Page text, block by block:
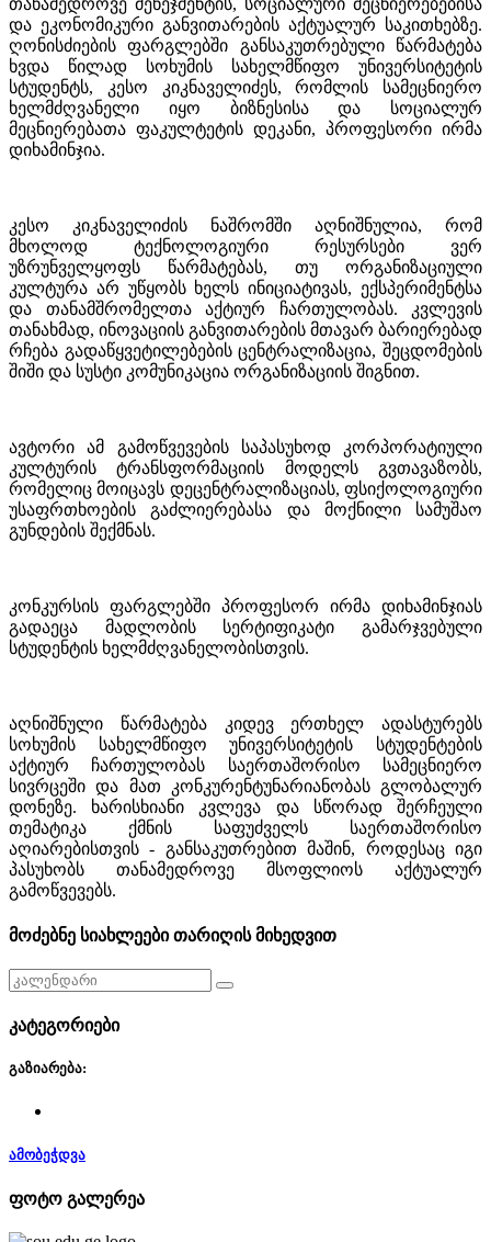
თანამედროვე მენეჯმენტის, სოციალური მეცნიერებებისა
და ეკონომიკური განვითარების აქტუალურ საკითხებზე.
ღონისძიების ფარგლებში განსაკუთრებული წარმატება
ხვდა წილად სოხუმის სახელმწიფო უნივერსიტეტის
სტუდენტს, კესო კიკნაველიძეს, რომლის სამეცნიერო
ხელმძღვანელი იყო ბიზნესისა და სოციალურ
მეცნიერებათა ფაკულტეტის დეკანი, პროფესორი ირმა
დიხამინჯია.
კესო კიკნაველიძის ნაშრომში აღნიშნულია, რომ
მხოლოდ ტექნოლოგიური რესურსები ვერ
უზრუნველყოფს წარმატებას, თუ ორგანიზაციული
კულტურა არ უწყობს ხელს ინიციატივას, ექსპერიმენტსა
და თანამშრომელთა აქტიურ ჩართულობას. კვლევის
თანახმად, ინოვაციის განვითარების მთავარ ბარიერებად
რჩება გადაწყვეტილებების ცენტრალიზაცია, შეცდომების
შიში და სუსტი კომუნიკაცია ორგანიზაციის შიგნით.
ავტორი ამ გამოწვევების საპასუხოდ კორპორატიული
კულტურის ტრანსფორმაციის მოდელს გვთავაზობს,
რომელიც მოიცავს დეცენტრალიზაციას, ფსიქოლოგიური
უსაფრთხოების გაძლიერებასა და მოქნილი სამუშაო
გუნდების შექმნას.
კონკურსის ფარგლებში პროფესორ ირმა დიხამინჯიას
გადაეცა მადლობის სერტიფიკატი გამარჯვებული
სტუდენტის ხელმძღვანელობისთვის.
აღნიშნული წარმატება კიდევ ერთხელ ადასტურებს
სოხუმის სახელმწიფო უნივერსიტეტის სტუდენტების
აქტიურ ჩართულობას საერთაშორისო სამეცნიერო
სივრცეში და მათ კონკურენტუნარიანობას გლობალურ
დონეზე. ხარისხიანი კვლევა და სწორად შერჩეული
თემატიკა ქმნის საფუძველს საერთაშორისო
აღიარებისთვის- განსაკუთრებით მაშინ, როდესაც იგი
პასუხობს თანამედროვე მსოფლიოს აქტუალურ
გამოწვევებს.
მოძებნე სიახლეები თარიღის მიხედვით
კატეგორიები
გაზიარება:
ამობეჭდვა
ფოტო გალერეა